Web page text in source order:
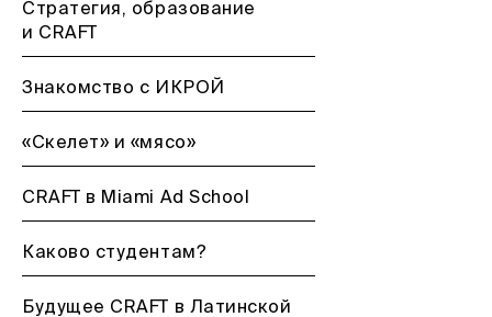
Стратегия, образование
и CRAFT
Знакомство с ИКРОЙ
«Скелет» и «мясо»
CRAFT в Miami Ad School
Каково студентам?
Будущее CRAFT в Латинской